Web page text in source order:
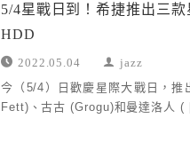
5/4星戰日到！希捷推出三
HDD
2022.05.04 jazz
今（5/4）日歡慶星際大戰日，推
Fett)、古古 (Grogu)和曼達洛人